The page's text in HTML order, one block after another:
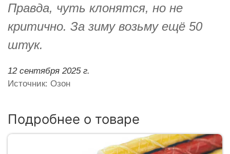
Правда, чуть клонятся, но не
критично. За зиму возьму ещё 50
штук.
12 сентября 2025 г.
Источник: Озон
Подробнее о товаре